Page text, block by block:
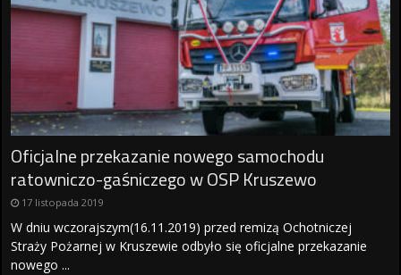
Oficjalne przekazanie nowego samochodu
ratowniczo-gaśniczego w OSP Kruszewo
17 listopada 2019
W dniu wczorajszym(16.11.2019) przed remizą Ochotniczej
Straży Pożarnej w Kruszewie odbyło się oficjalne przekazanie
nowego ...